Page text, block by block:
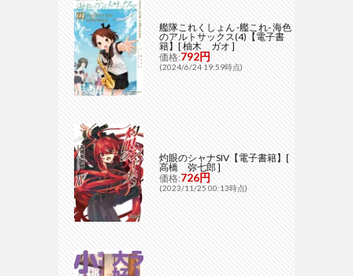
艦隊これくしょん -艦これ- 海色
のアルトサックス(4)【電子書
籍】[ 柚木 ガオ ]
価格:792円
(2024/6/24 19:59時点)
灼眼のシャナSIV【電子書籍】[
高橋 弥七郎 ]
価格:726円
(2023/11/25 00:13時点)